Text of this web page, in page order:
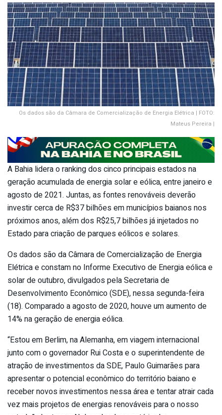
Os dados são da Câmara de Comercialização de Energia Elétrica | FOTO:
Mateus Pereira |
A Bahia lidera o ranking dos cinco principais estados na
geração acumulada de energia solar e eólica, entre janeiro e
agosto de 2021. Juntas, as fontes renováveis deverão
investir cerca de R$37 bilhões em municípios baianos nos
próximos anos, além dos R$25,7 bilhões já injetados no
Estado para criação de parques eólicos e solares.
Os dados são da Câmara de Comercialização de Energia
Elétrica e constam no Informe Executivo de Energia eólica e
solar de outubro, divulgados pela Secretaria de
Desenvolvimento Econômico (SDE), nessa segunda-feira
(18). Comparado a agosto de 2020, houve um aumento de
14% na geração de energia eólica.
“Estou em Berlim, na Alemanha, em viagem internacional
junto com o governador Rui Costa e o superintendente de
atração de investimentos da SDE, Paulo Guimarães para
apresentar o potencial econômico do território baiano e
receber novos investimentos nessa área e tentar atrair cada
vez mais projetos de energias renováveis para o nosso